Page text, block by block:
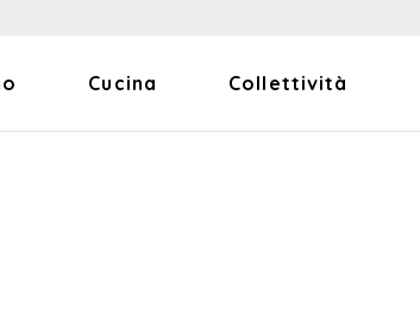
Cucina Collettività